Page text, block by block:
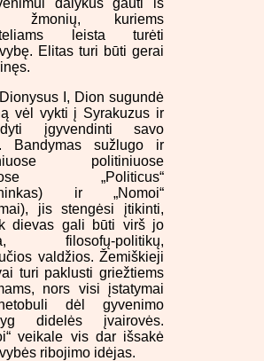
žmonių, kuriems
leista turėti
Elitas turi būti gerai
I, Dion sugundė
vėl vykti į Syrakuzus ir
įgyvendinti savo
Bandymas sužlugo ir
politiniuose
„Politicus“
ir „Nomoi“
jis stengėsi įtikinti,
dievas gali būti virš jo
filosofų-politikų,
valdžios. Žemiškieji
turi paklusti griežtiems
nors visi įstatymai
dėl gyvenimo
didelės įvairovės.
veikale vis dar išsakė
ribojimo idėjas.